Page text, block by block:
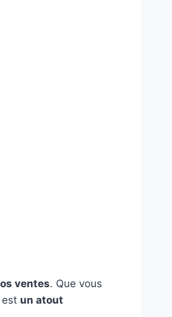
ventes. Que vous
est un atout